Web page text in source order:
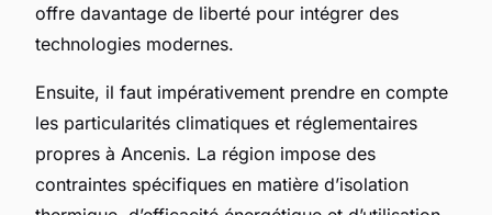
offre davantage de liberté pour intégrer des
technologies modernes.
Ensuite, il faut impérativement prendre en compte
les particularités climatiques et réglementaires
propres à Ancenis. La région impose des
contraintes spécifiques en matière d’isolation